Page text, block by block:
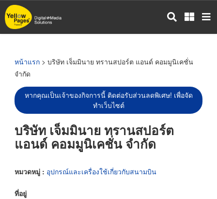
ข้าม
ไป
หน้าแรก > บริษัท เจ็มมินาย ทรานสปอร์ต แอนด์ คอมมูนิเคชั่น
จำกัด
หากคุณเป็นเจ้าของกิจการนี้ ติดต่อรับส่วนลดพิเศษ! เพื่อจัด
ทำเว็บไซต์
บริษัท เจ็มมินาย ทรานสปอร์ต
แอนด์ คอมมูนิเคชั่น จำกัด
หมวดหมู่ : อุปกรณ์และเครื่องใช้เกี่ยวกับสนามบิน
ที่อยู่